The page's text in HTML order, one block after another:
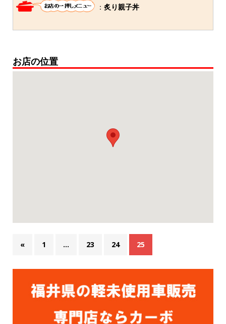
： 炙り親子丼
お店の位置
« 1 … 23 24 25